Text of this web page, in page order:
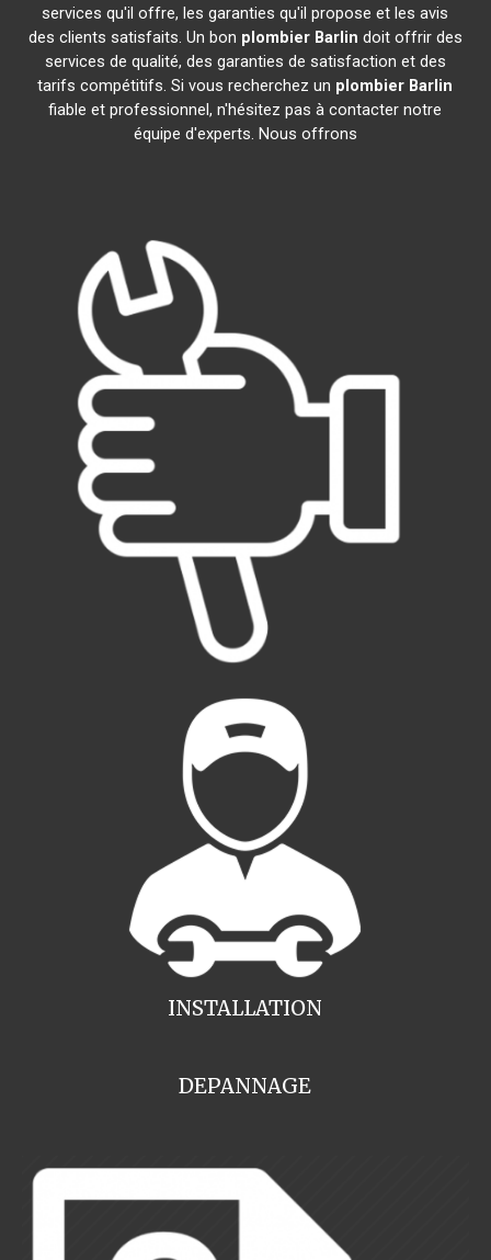
services qu'il offre, les garanties qu'il propose et les avis
des clients satisfaits. Un bon plombier Barlin doit offrir des
services de qualité, des garanties de satisfaction et des
tarifs compétitifs. Si vous recherchez un plombier Barlin
fiable et professionnel, n'hésitez pas à contacter notre
équipe d'experts. Nous offrons
INSTALLATION
DEPANNAGE